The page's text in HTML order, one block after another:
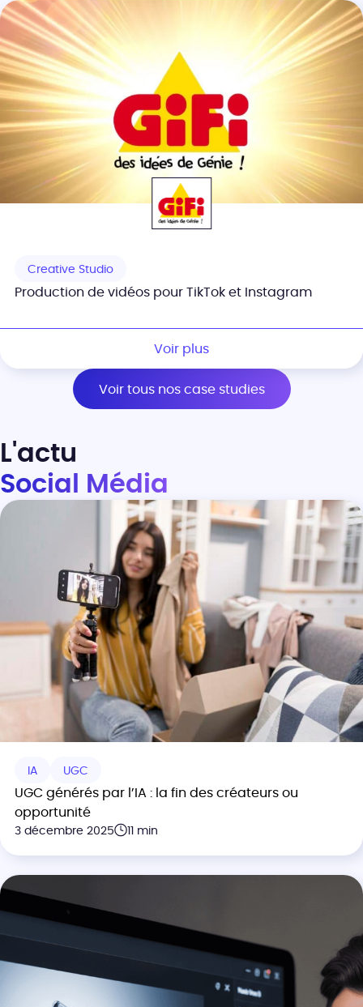
Creative Studio
Production de vidéos pour TikTok et Instagram
Voir plus
Voir tous nos case studies
L'actu
Social Média
IA UGC
UGC générés par l’IA : la fin des créateurs ou
opportunité
3 décembre 2025 11 min